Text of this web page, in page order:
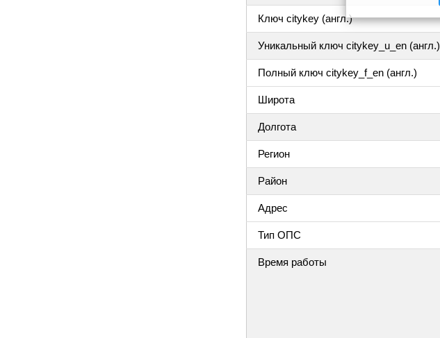
Ключ citykey (англ.)
Уникальный ключ citykey_u_en (англ.)
Полный ключ citykey_f_en (англ.)
Широта
Долгота
Регион
Район
Адрес
Тип ОПС
Время работы